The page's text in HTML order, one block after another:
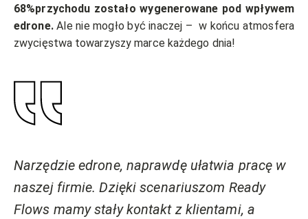
68%przychodu zostało wygenerowane pod wpływem
edrone.Ale nie mogło być inaczej – w końcu atmosfera
zwycięstwa towarzyszy marce każdego dnia!
Narzędzie edrone, naprawdę ułatwia pracę w
naszej firmie. Dzięki scenariuszom Ready
Flows mamy stały kontakt z klientami, a